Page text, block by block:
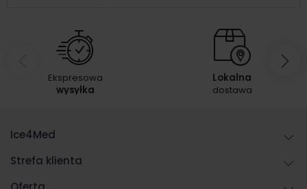
Ekspresowa
wysyłka
Lokalna
dostawa
Ice4Med
Strefa klienta